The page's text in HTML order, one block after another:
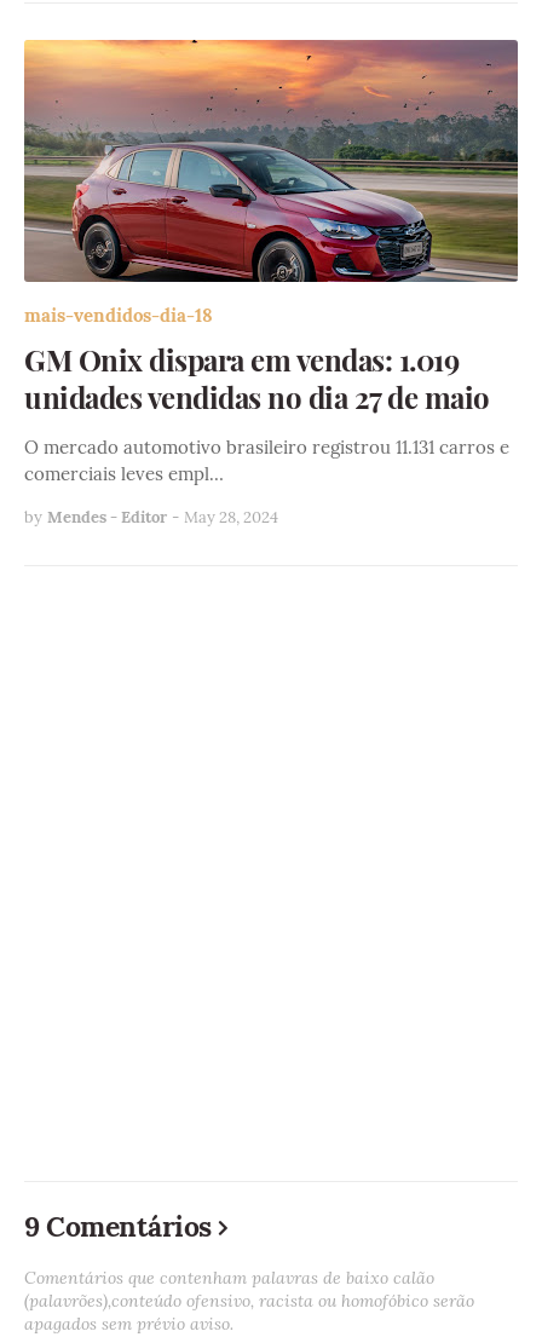
mais-vendidos-dia-18
GM Onix dispara em vendas: 1.019
unidades vendidas no dia 27 de maio
O mercado automotivo brasileiro registrou 11.131 carros e
comerciais leves empl…
by Mendes - Editor - May 28, 2024
9 Comentários
Comentários que contenham palavras de baixo calão
(palavrões),conteúdo ofensivo, racista ou homofóbico serão
apagados sem prévio aviso.